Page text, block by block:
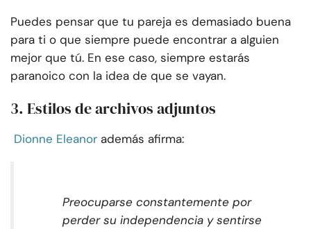
Puedes pensar que tu pareja es demasiado buena
para ti o que siempre puede encontrar a alguien
mejor que tú. En ese caso, siempre estarás
paranoico con la idea de que se vayan.
3. Estilos de archivos adjuntos
Dionne Eleanor además afirma:
Preocuparse constantemente por
perder su independencia y sentirse